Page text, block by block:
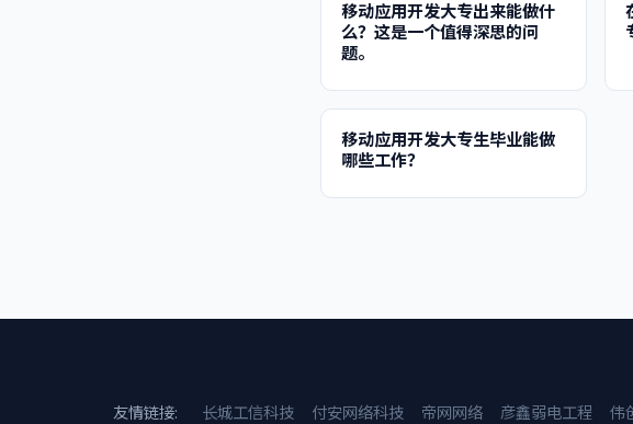
移动应用开发大专出来能做什
么？这是一个值得深思的问
题。
移动应用开发大专生毕业能做
哪些工作？
友情链接: 长城工信科技 付安网络科技 帝网网络 彦鑫弱电工程 伟